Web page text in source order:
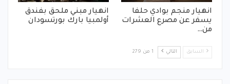
انهيار منجم بوادي حلفا
يسفر عن مصرع العشرات
من…
انهيار مبني ملحق بفندق
أولمبيا بارك بورتسودان
السابق التالي 1 من 279